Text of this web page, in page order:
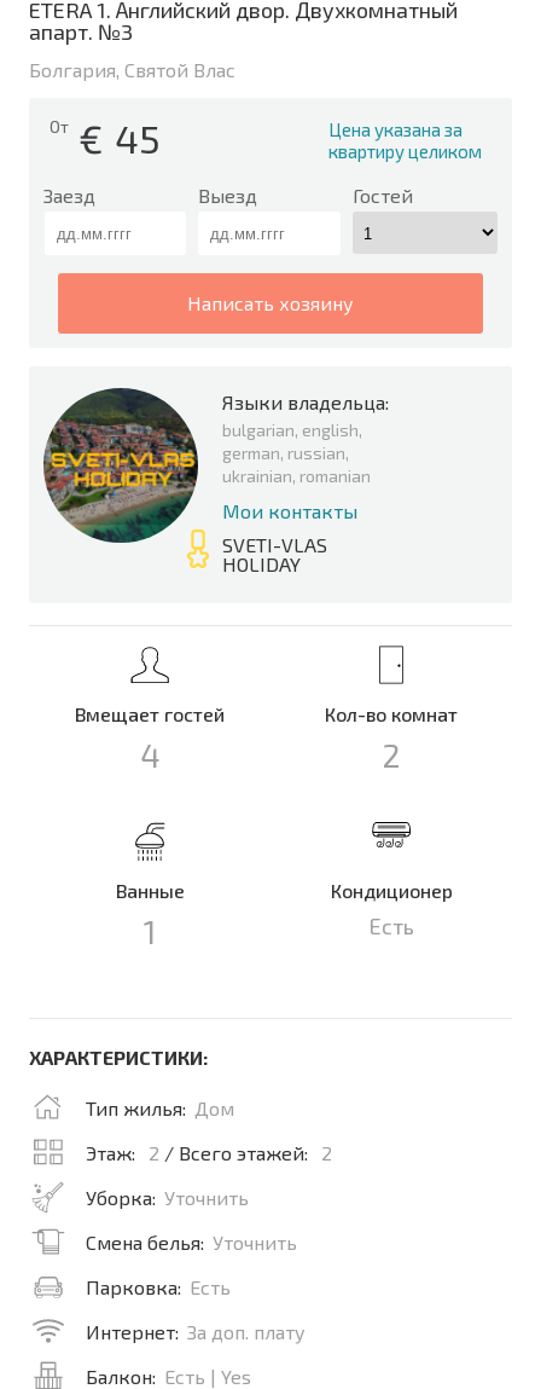
ETERA 1. Английский двор. Двухкомнатный
апарт. №3
Болгария, Святой Влас
От € 45
Цена указана за
квартиру целиком
Заезд Выезд Гостей
написать хозяину
Языки владельца:
bulgarian, english,
german, russian,
ukrainian, romanian
Мои контакты
SVETI-VLAS
HOLIDAY
Вмещает гостей
4
Кол-во комнат
2
Ванные
1
Кондиционер
Есть
ХАРАКТЕРИСТИКИ:
Тип жилья: Дом
Этаж:
2 / Всего этажей:
2
Уборка: Уточнить
Смена белья: Уточнить
Парковка: Есть
Интернет: За доп. плату
Балкон: Есть | Yes